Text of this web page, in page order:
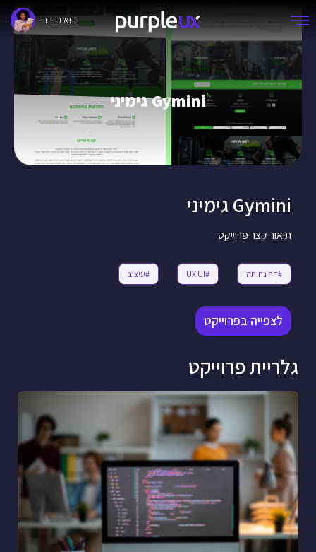
בוא נדבר
Gymini גימיני
Gymini גימיני
תיאור קצר פרוייקט
#דף נחיתה #UX UI #עיצוב
לצפייה בפרוייקט
גלריית פרוייקט